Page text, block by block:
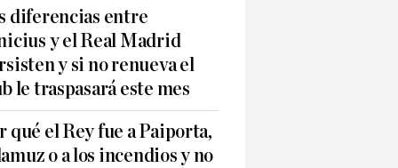
diferencias entre
y el Real Madrid
y si no renueva el
le traspasará este mes
qué el Rey fue a Paiporta,
o a los incendios y no